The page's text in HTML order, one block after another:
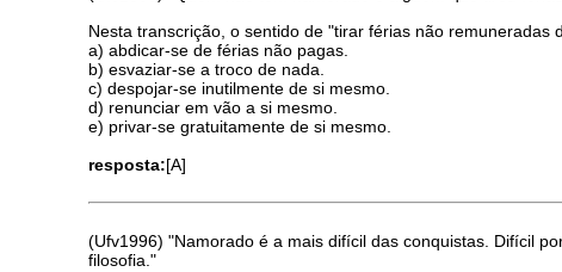
Nesta transcrição, o sentido de "tirar férias não remuneradas
a) abdicar-se de férias não pagas.
b) esvaziar-se a troco de nada.
c) despojar-se inutilmente de si mesmo.
d) renunciar em vão a si mesmo.
e) privar-se gratuitamente de si mesmo.
resposta:[A]
(Ufv1996) "Namorado é a mais difícil das conquistas. Difícil
filosofia."